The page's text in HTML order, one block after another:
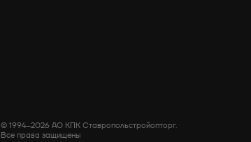
© 1994–2026 АО КПК Ставропольстройопторг.
Все права защищены